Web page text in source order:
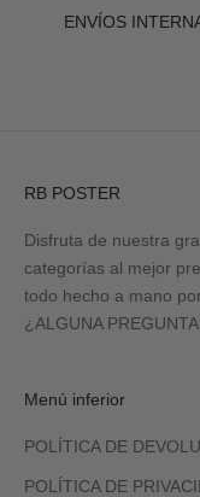
ENVÍOS
RB POSTER
Disfruta de nuestra
categorías al mejor
todo hecho a mano
¿ALGUNA
Menú inferior
POLÍTICA DE
POLÍTICA DE